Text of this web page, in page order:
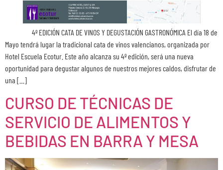
4º EDICIÓN CATA DE VINOS Y DEGUSTACIÓN GASTRONÓMICA El día 18 de
Mayo tendrá lugar la tradicional cata de vinos valencianos, organizada por
Hotel Escuela Ecotur. Este año alcanza su 4º edición, será una nueva
oportunidad para degustar algunos de nuestros mejores caldos, disfrutar de
una […]
CURSO DE TÉCNICAS DE
SERVICIO DE ALIMENTOS Y
BEBIDAS EN BARRA Y MESA